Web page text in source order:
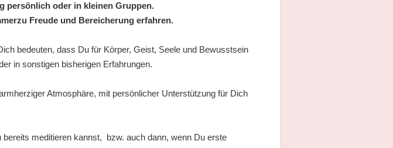
persönlich oder in kleinen Gruppen.
Freude und Bereicherung erfahren.
bedeuten, dass Du für Körper, Geist, Seele und Bewusstsein
in sonstigen bisherigen Erfahrungen.
Atmosphäre, mit persönlicher Unterstützung für Dich
meditieren kannst, bzw. auch dann, wenn Du erste